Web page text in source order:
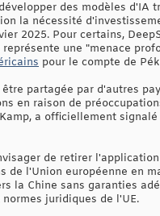
des modèles d'IA
la nécessité
2025. Pour certains,
une "menace
pour le compte de
partagée par d'autres
en raison de
a officiellement
de retirer
l'Union européenne en
la Chine sans garanties
juridiques de l'UE.